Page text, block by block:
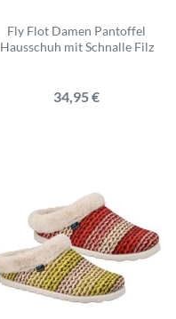
Fly Flot Damen Pantoffel
Hausschuh mit Schnalle Filz
34,95 €